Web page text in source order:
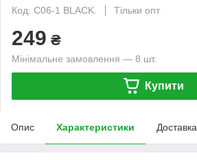
Код: C06-1 BLACK.
Тільки опт
249 ₴
Мінімальне замовлення — 8 шт.
Купити
Опис Характеристики Доставка